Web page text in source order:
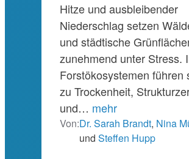
Hitze und ausbleibender
Niederschlag setzen
und städtische
zunehmend unter Stress.
Forstökosystemen führen
zu Trockenheit,
und… mehr
Von:Dr. Sarah Brandt, Nina
und Steffen Hupp